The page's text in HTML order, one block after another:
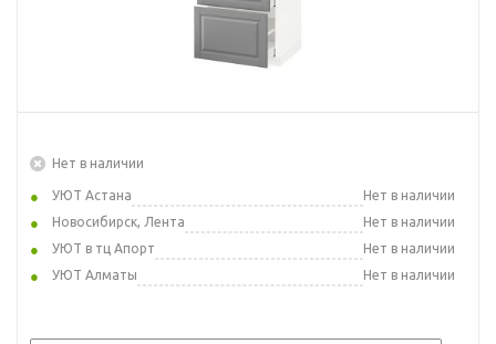
Нет в наличии
УЮТ Астана
Нет в наличии
Новосибирск, Лента
Нет в наличии
УЮТ в тц Апорт
Нет в наличии
УЮТ Алматы
Нет в наличии